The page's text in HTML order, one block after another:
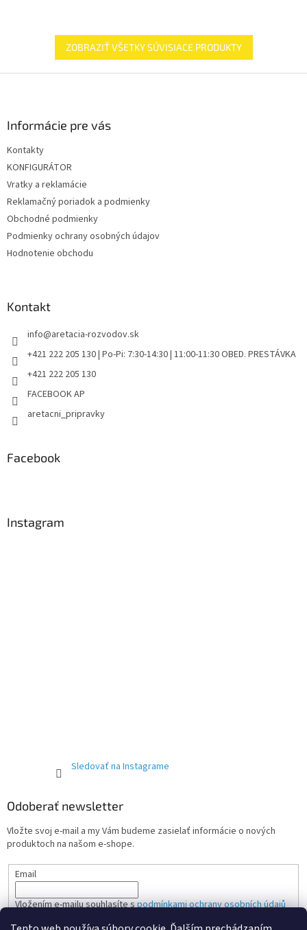
ZOBRAZIŤ VŠETKY SÚVISIACE PRODUKTY
Informácie pre vás
Kontakty
KONFIGURÁTOR
Vratky a reklamácie
Reklamačný poriadok a podmienky
Obchodné podmienky
Podmienky ochrany osobných údajov
Hodnotenie obchodu
Kontakt
info@aretacia-rozvodov.sk
+421 222 205 130 | Po-Pi: 7:30-14:30 | 11:00-11:30 OBED. PRESTÁVKA
+421 222 205 130
FACEBOOK AP
aretacni_pripravky
Facebook
Instagram
Sledovať na Instagrame
Odoberať newsletter
Vložte svoj e-mail a my Vám budeme zasielať informácie o nových
produktoch na našom e-shope.
Email
Vložením e-mailu souhlasíte spodmínkami ochrany osobních údajů